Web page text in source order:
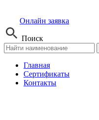
Онлайн заявка
Поиск
Главная
Сертификаты
Контакты